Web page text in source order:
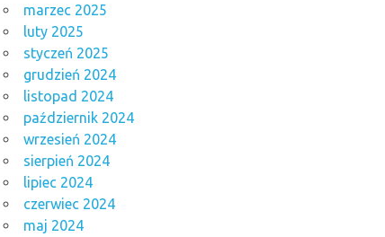
marzec 2025
luty 2025
styczeń 2025
grudzień 2024
listopad 2024
październik 2024
wrzesień 2024
sierpień 2024
lipiec 2024
czerwiec 2024
maj 2024